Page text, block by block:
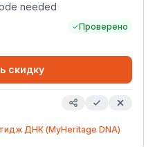
needed
Проверено
скидку
ДНК (MyHeritage DNA)